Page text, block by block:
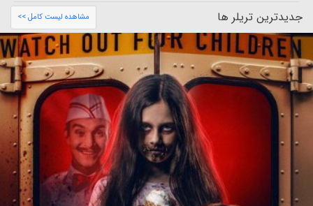
جدیدترین تریلر ها مشاهده لیست کامل >>